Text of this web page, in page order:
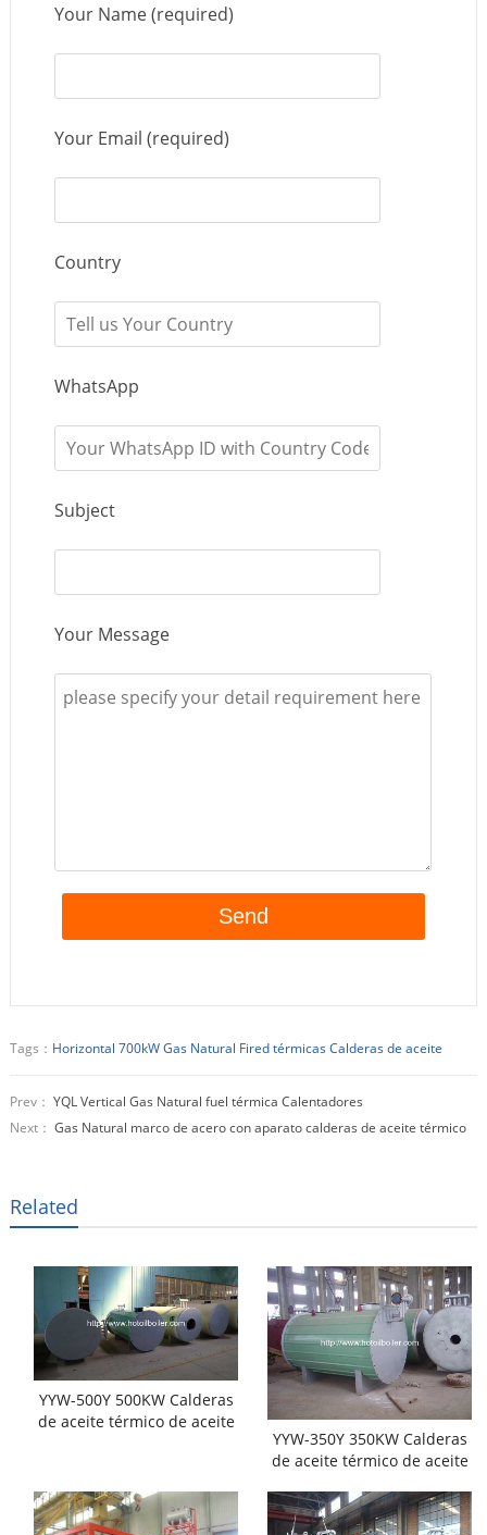
Your Name (required)
Your Email (required)
Country
WhatsApp
Subject
Your Message
Tags： Horizontal 700kW Gas Natural Fired térmicas Calderas de aceite
Prev： YQL Vertical Gas Natural fuel térmica Calentadores
Next： Gas Natural marco de acero con aparato calderas de aceite térmico
Related
YYW-500Y 500KW Calderas
de aceite térmico de aceite
YYW-350Y 350KW Calderas
de aceite térmico de aceite